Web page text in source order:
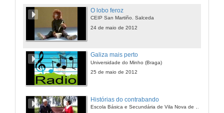
O lobo feroz
CEIP San Martiño. Salceda
24 de maio de 2012
Galiza mais perto
Universidade do Minho (Braga)
25 de maio de 2012
Histórias do contrabando
Escola Básica e Secundária de Vila Nova de Cerveira